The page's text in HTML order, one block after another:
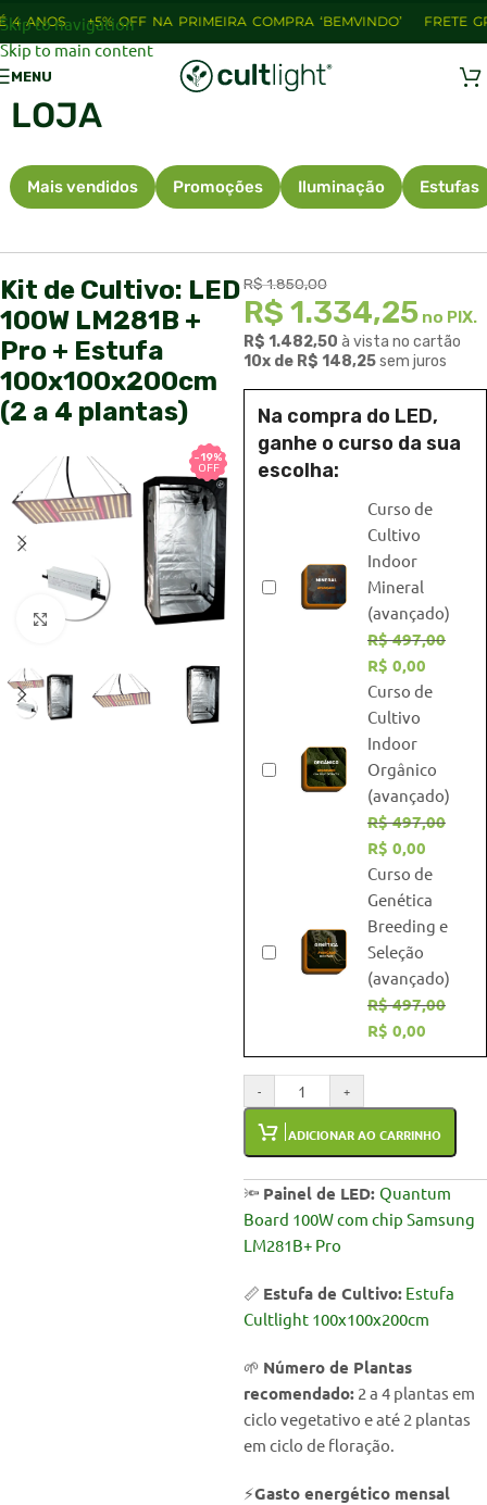
Skip to navigation
Skip to main content
+5% OFF NA PRIMEIRA COMPRA ‘BEMVINDO’ FRETE
MENU
LOJA
Mais vendidos Promoções Iluminação Estufas
Kit de Cultivo: LED
100W LM281B +
Pro + Estufa
100x100x200cm
(2 a 4 plantas)
-19%
OFF
-19%
OFF
Click to enlarge
R$1.850,00
R$ 1.334,25 no PIX.
R$ 1.482,50 à vista no cartão
10x de R$ 148,25sem juros
Na compra do LED,
ganhe o curso da sua
escolha:
Curso de
Cultivo
Indoor
Mineral
(avançado)
R$497,00
R$ 0,00
Curso de
Cultivo
Indoor
Orgânico
(avançado)
R$497,00
R$ 0,00
Curso de
Genética
Breeding e
Seleção
(avançado)
R$497,00
R$ 0,00
- +
ADICIONAR AO CARRINHO
🔦 Painel de LED: Quantum
Board 100W com chip Samsung
LM281B+ Pro
📏 Estufa de Cultivo: Estufa
Cultlight 100x100x200cm
🌱 Número de Plantas
recomendado: 2 a 4 plantas em
ciclo vegetativo e até 2 plantas
em ciclo de floração.
⚡Gasto energético mensal